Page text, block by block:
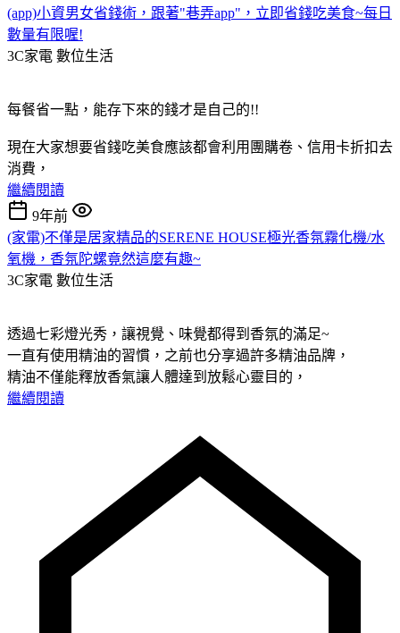
(app)小資男女省錢術，跟著"巷弄app"，立即省錢吃美食~每日
數量有限喔!
3C家電 數位生活
每餐省一點，能存下來的錢才是自己的!!
現在大家想要省錢吃美食應該都會利用團購卷、信用卡折扣去
消費，
繼續閱讀
9年前
(家電)不僅是居家精品的SERENE HOUSE極光香氛霧化機/水
氧機，香氛陀螺竟然這麼有趣~
3C家電 數位生活
透過七彩燈光秀，讓視覺、味覺都得到香氛的滿足~
一直有使用精油的習慣，之前也分享過許多精油品牌，
精油不僅能釋放香氣讓人體達到放鬆心靈目的，
繼續閱讀